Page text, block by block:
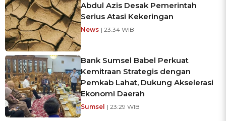
Abdul Azis Desak Pemerintah
Serius Atasi Kekeringan
News | 23:34 WIB
Bank Sumsel Babel Perkuat
Kemitraan Strategis dengan
Pemkab Lahat, Dukung Akselerasi
Ekonomi Daerah
Sumsel | 23:29 WIB